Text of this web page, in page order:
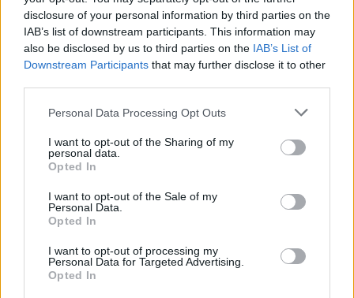
disclosure of your personal information by third parties on the
IAB’s list of downstream participants. This information may
also be disclosed by us to third parties on the IAB’s List of
Downstream Participants that may further disclose it to other
Personal Data Processing Opt Outs
I want to opt-out of the Sharing of my
personal data.
Opted In
I want to opt-out of the Sale of my
Personal Data.
Opted In
I want to opt-out of processing my
Personal Data for Targeted Advertising.
Opted In
Se ne parla all’Aperi-date a tema di
Materia